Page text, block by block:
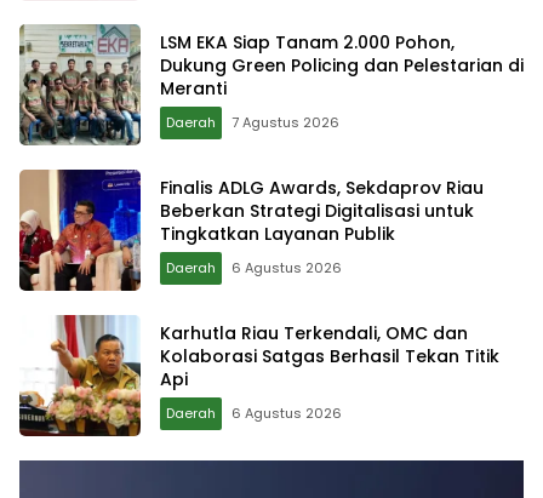
LSM EKA Siap Tanam 2.000 Pohon,
Dukung Green Policing dan Pelestarian di
Meranti
Daerah 7 Agustus 2026
Finalis ADLG Awards, Sekdaprov Riau
Beberkan Strategi Digitalisasi untuk
Tingkatkan Layanan Publik
Daerah 6 Agustus 2026
Karhutla Riau Terkendali, OMC dan
Kolaborasi Satgas Berhasil Tekan Titik
Api
Daerah 6 Agustus 2026